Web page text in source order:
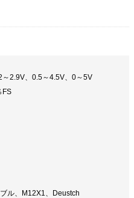
2.9V、0.5～4.5V、0～5V
FS
ル、M12X1、Deustch